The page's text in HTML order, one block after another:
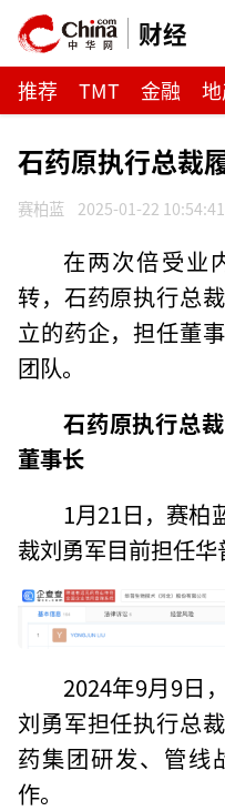
财经
推荐 TMT 金融
石药原执行总裁
赛柏蓝 2025-01-22 10:54:41
在两次倍受业
转，石药原执行总
立的药企，担任董
团队。
石药原执行总
董事长
1月21日，赛柏
裁刘勇军目前担任华
2024年9月9日
刘勇军担任执行总
药集团研发、管线
作。